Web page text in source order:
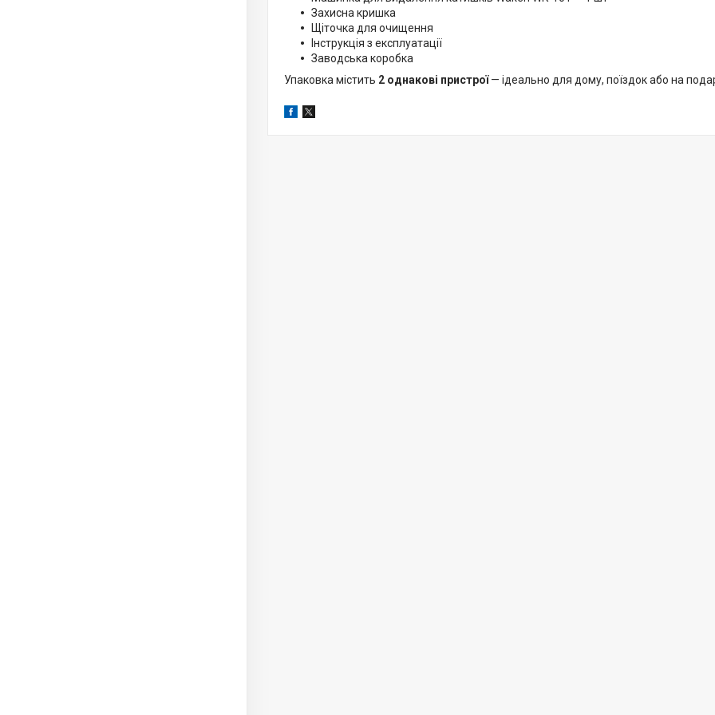
Захисна кришка
Щіточка для очищення
Інструкція з експлуатації
Заводська коробка
Упаковка містить 2 однакові пристрої— ідеально для дому, поїздок або на